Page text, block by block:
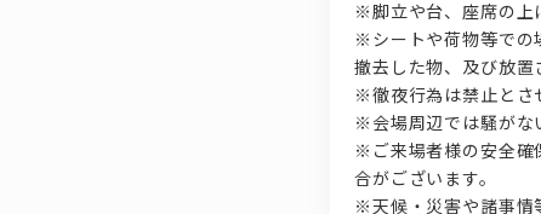
※脚立や台、座席の上
※シートや荷物等での
撤去した物、及び放
※徹夜行為は禁止とさ
※会場周辺では騒がな
※ご来場者様の安全確
合がございます。
※天候・災害や諸事情